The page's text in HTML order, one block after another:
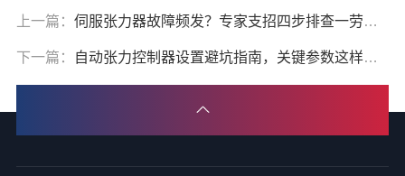
上一篇： 伺服张力器故障频发？专家支招四步排查一劳永逸
下一篇： 自动张力控制器设置避坑指南，关键参数这样调效率翻倍